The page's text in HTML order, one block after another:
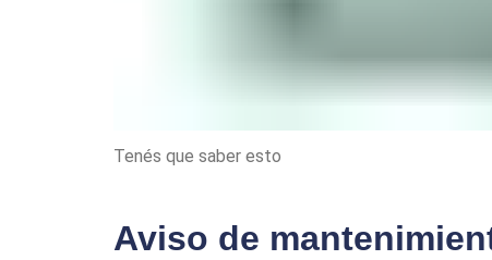
Tenés que saber esto
Aviso de